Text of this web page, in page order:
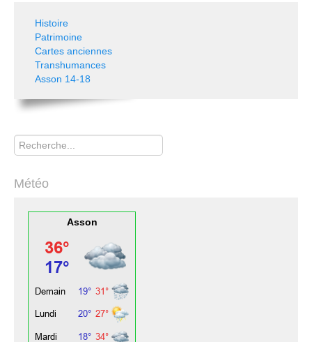
Histoire
Patrimoine
Cartes anciennes
Transhumances
Asson 14-18
Rechercher
Météo
Asson